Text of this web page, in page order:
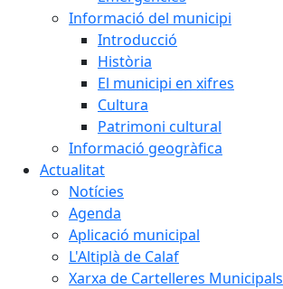
Informació del municipi
Introducció
Història
El municipi en xifres
Cultura
Patrimoni cultural
Informació geogràfica
Actualitat
Notícies
Agenda
Aplicació municipal
L'Altiplà de Calaf
Xarxa de Cartelleres Municipals